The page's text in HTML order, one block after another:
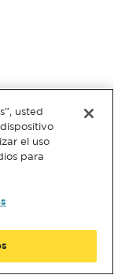
usted
el uso
para